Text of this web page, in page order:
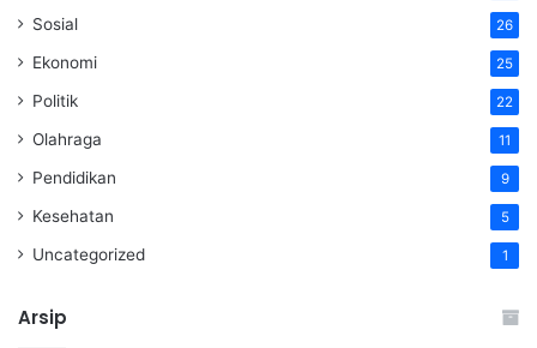
Sosial 26
Ekonomi 25
Politik 22
Olahraga 11
Pendidikan 9
Kesehatan 5
Uncategorized 1
Arsip